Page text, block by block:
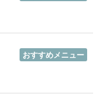
おすすめメニュー